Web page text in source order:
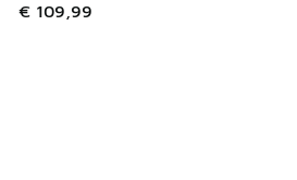
€ 109,99